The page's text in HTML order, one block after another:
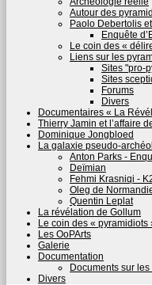
Autour des
Paolo Debertolis
Enquête
Le coin des «
Liens sur les
Sites "pro-
Sites
Forums
Divers
Documentaires « La
Thierry Jamin et l’affaire
Dominique Jongbloed
La galaxie pseudo-
Anton Parks -
Deïmian
Fehmi Krasniqi -
Oleg de
Quentin Leplat
La révélation de Gollum
Le coin des « pyramidiots
Les OoPArts
Galerie
Documentation
Documents sur
Divers